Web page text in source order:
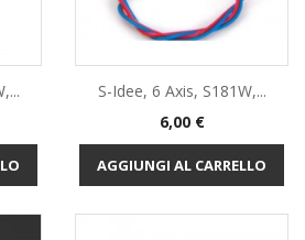
S-Idee, 6 Axis, S181W,...
Prezzo
6,00 €
AGGIUNGI AL CARRELLO